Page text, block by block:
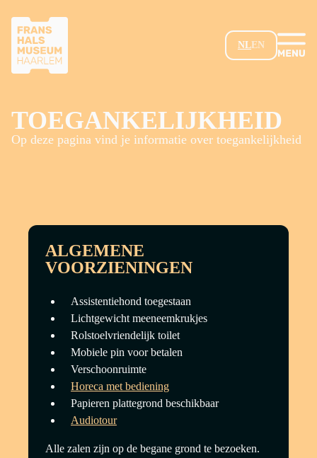
GA NAAR HOOFDINHOUD
NLEN
TOEGANKELIJKHEID
Op deze pagina vind je informatie over toegankelijkheid
ALGEMENE
VOORZIENINGEN
Assistentiehond toegestaan
Lichtgewicht meeneemkrukjes
Rolstoelvriendelijk toilet
Mobiele pin voor betalen
Verschoonruimte
Horeca met bediening
Papieren plattegrond beschikbaar
Audiotour
Alle zalen zijn op de begane grond te bezoeken.